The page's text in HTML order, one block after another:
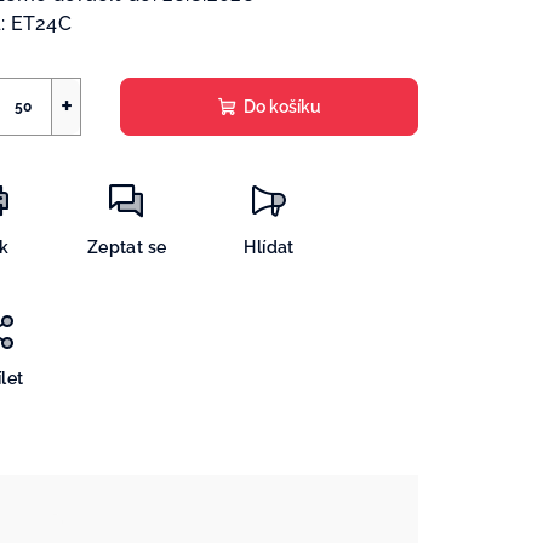
ET24C
+ Do košíku
Zeptat se Hlídat